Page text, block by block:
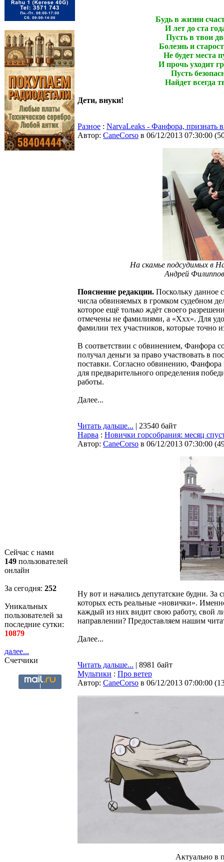
Сейчас с нами
149 пользователей
онлайн
За сегодня: 252
Уникальных
пользователей за
последние сутки:
10879
далее...
Счетчики
Будь в жизни
И лет до ста
Пусть в твои
Болезнь и
Не будет места
И прочь уходит
Пусть
Найдет всегда
Дети, внуки!
Разное : NarvaLeaks - Фанфора, признать
Автор: CaneCorso в 06/12/2013 07:30:00 (
На скамье подсудимых в
Андрей
Пояснение редакции. Поскольку данное
числа обвиняемых в громком судебном
которое ещё только ждёт своего
отмечены не фамилиями, а «Ххх». Для
фамилии тех участников, которые точно
В соответствии с обвинением, Фанфора
получал деньги за право участвовать в
поставки. Согласно обвинению, Фанфора
для предварительного определения
работы.
Далее...
Читать дальше... | 23540 байт
Нарва : Новички горсобрания: месяц
Автор: CaneCorso в 06/12/2013 07:30:00 (
Ну вот и начались депутатские будни. За
которых есть реальные «новички».
каждый из них видит свою работу, свой
направлении? Предоставляем нашим
Далее...
Читать дальше... | 8981 байт
Мультики : Про ветер
Автор: CaneCorso в 06/12/2013 07:00:00 (
Актуально в